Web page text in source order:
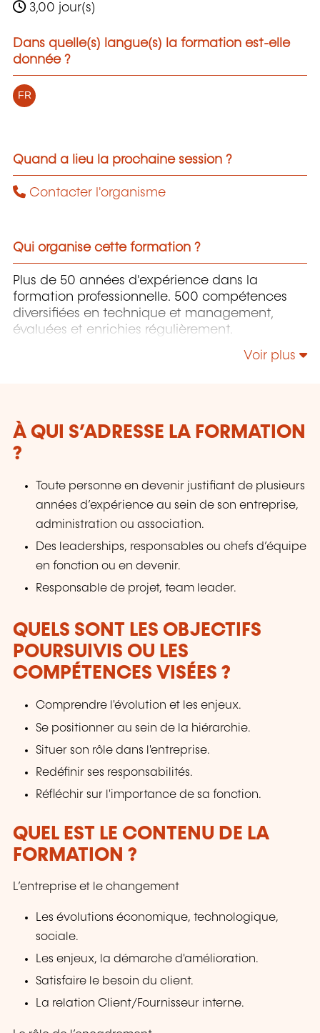
3,00 jour(s)
Dans quelle(s) langue(s) la formation est-elle
donnée ?
FR
Quand a lieu la prochaine session ?
Contacter l'organisme
Qui organise cette formation ?
Plus de 50 années d'expérience dans la
formation professionnelle. 500 compétences
diversifiées en technique et management,
évaluées et enrichies régulièrement.
Voir plus
À QUI S’ADRESSE LA FORMATION
?
Toute personne en devenir justifiant de plusieurs
années d’expérience au sein de son entreprise,
administration ou association.
Des leaderships, responsables ou chefs d’équipe
en fonction ou en devenir.
Responsable de projet, team leader.
QUELS SONT LES OBJECTIFS
POURSUIVIS OU LES
COMPÉTENCES VISÉES ?
Comprendre l'évolution et les enjeux.
Se positionner au sein de la hiérarchie.
Situer son rôle dans l'entreprise.
Redéfinir ses responsabilités.
Réfléchir sur l'importance de sa fonction.
QUEL EST LE CONTENU DE LA
FORMATION ?
L’entreprise et le changement
Les évolutions économique, technologique,
sociale.
Les enjeux, la démarche d'amélioration.
Satisfaire le besoin du client.
La relation Client/Fournisseur interne.